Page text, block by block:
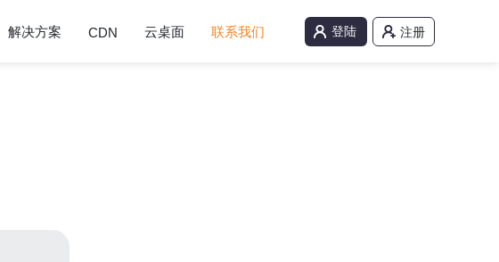
解决方案 CDN 云桌面 联系我们 登陆 注册